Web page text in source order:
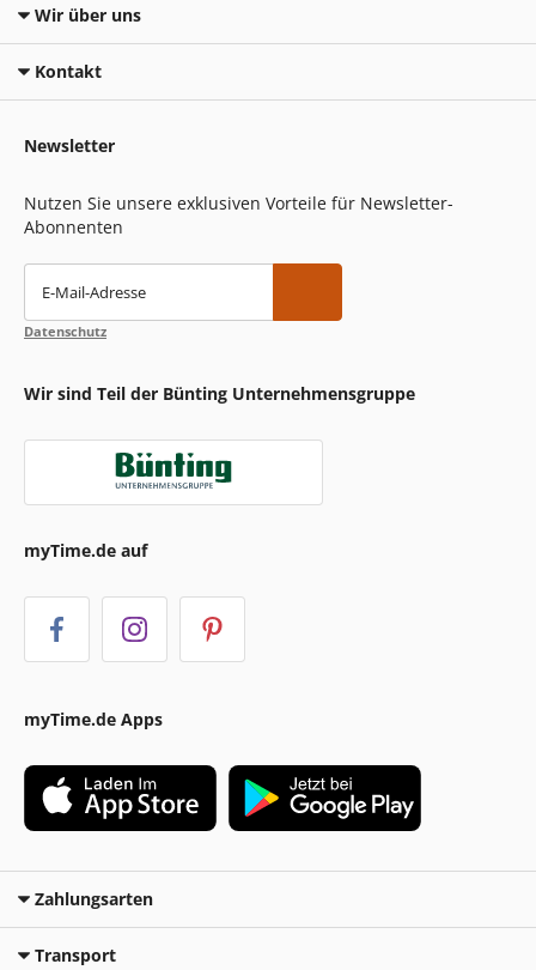
Wir über uns
Kontakt
Newsletter
Nutzen Sie unsere exklusiven Vorteile für Newsletter-
Abonnenten
E-Mail-Adresse
Datenschutz
Wir sind Teil der Bünting Unternehmensgruppe
myTime.de auf
myTime.de Apps
Zahlungsarten
Transport